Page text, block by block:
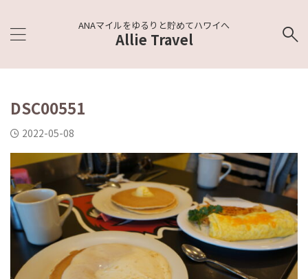
ANAマイルをゆるりと貯めてハワイへ
Allie Travel
DSC00551
2022-05-08